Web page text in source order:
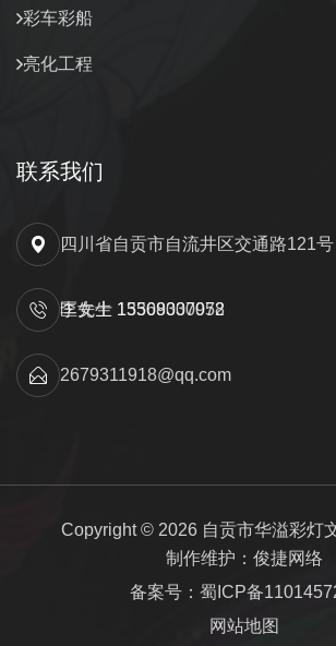
彩车彩船
亮化工程
联系我们
四川省自贡市自流井区交通路121号
匡先生 15309000052
李女士 13568337978
2679311918@qq.com
Copyright © 2026 自贡市华溢彩灯
制作维护：俊捷网络
备案号：蜀ICP备
网站地图